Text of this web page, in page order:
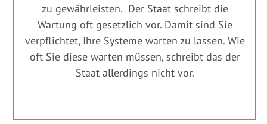
zu gewährleisten. Der Staat schreibt die
Wartung oft gesetzlich vor. Damit sind Sie
verpflichtet, Ihre Systeme warten zu lassen. Wie
oft Sie diese warten müssen, schreibt das der
Staat allerdings nicht vor.